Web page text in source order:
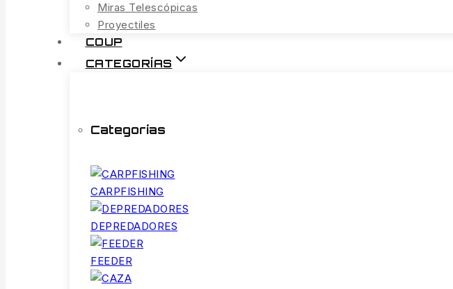
Miras Telescópicas
Proyectiles
COUP
CATEGORÍAS
Categorías
CARPFISHING
DEPREDADORES
FEEDER